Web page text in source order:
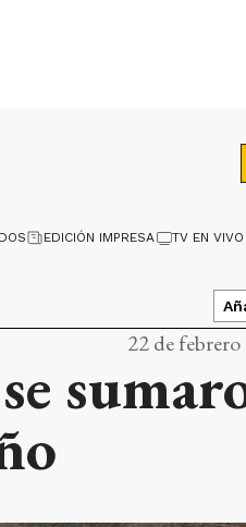
EDICIÓN IMPRESA TV EN VIVO
22 de